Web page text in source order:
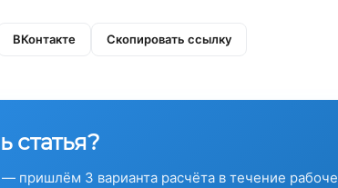
ВКонтакте Скопировать ссылку
статья?
пришлём 3 варианта расчёта в течение